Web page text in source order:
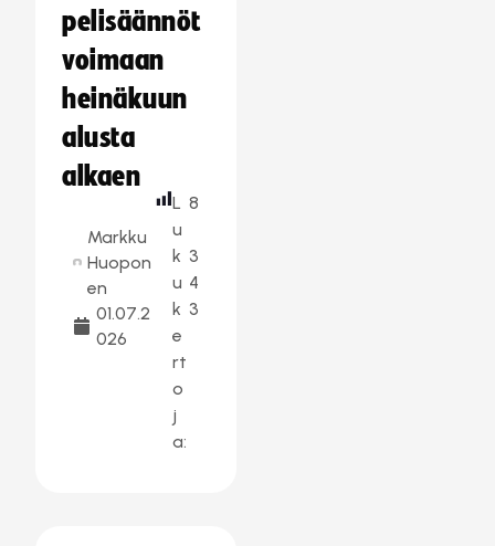
pelisäännöt
voimaan
heinäkuun
alusta
alkaen
Markku
Huopon
en
01.07.2
026
L
u
k
u
k
e
rt
o
j
a:
8
3
4
3